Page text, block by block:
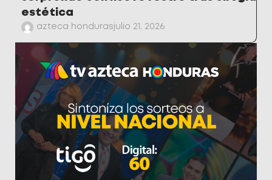
estética
azteca honduras julio 21, 2026